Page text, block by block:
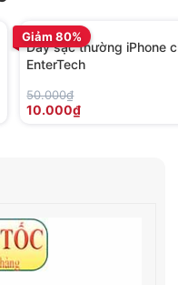
Giảm 80%
Dây sạc thường iPhone
EnterTech
50.000₫
10.000₫